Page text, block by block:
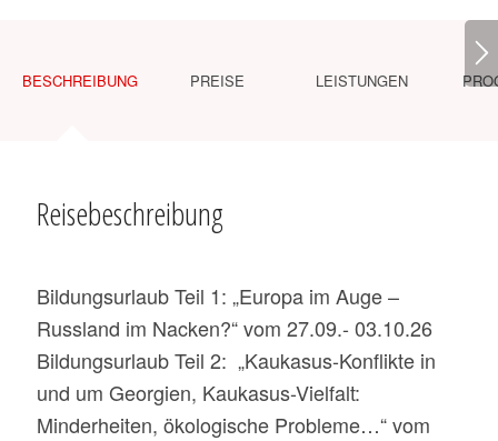
BESCHREIBUNG PREISE LEISTUNGEN
Reisebeschreibung
Bildungsurlaub Teil 1: „Europa im Auge –
Russland im Nacken?“ vom 27.09.- 03.10.26
Bildungsurlaub Teil 2: „Kaukasus-Konflikte in
und um Georgien, Kaukasus-Vielfalt:
Minderheiten, ökologische Probleme…“ vom